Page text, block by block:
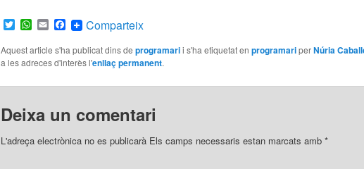
TwitterWhatsApp
EmailFacebook
Comparteix
Aquest article s'ha publicat dins de programarii s'ha etiquetat en programariperNúria
a les adreces d'interès l'enllaç permanent.
Deixa un comentari
L'adreça electrònica no es publicaràEls camps necessaris estan marcats amb *